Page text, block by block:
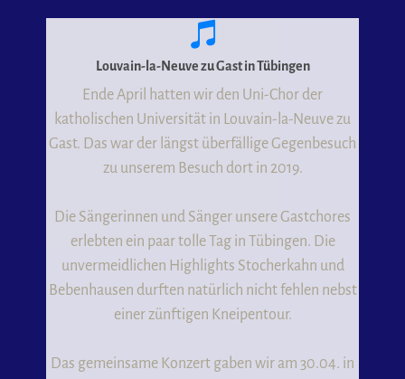
Louvain-la-Neuve zu Gast in Tübingen
Ende April hatten wir den Uni-Chor der
katholischen Universität in Louvain-la-Neuve zu
Gast. Das war der längst überfällige Gegenbesuch
zu unserem Besuch dort in 2019.
Die Sängerinnen und Sänger unsere Gastchores
erlebten ein paar tolle Tag in Tübingen. Die
unvermeidlichen Highlights Stocherkahn und
Bebenhausen durften natürlich nicht fehlen nebst
einer zünftigen Kneipentour.
Das gemeinsame Konzert gaben wir am 30.04. in